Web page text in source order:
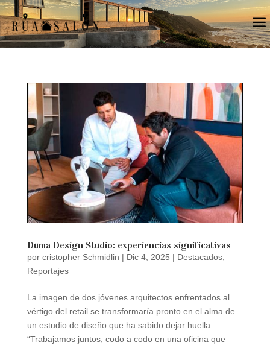
a
Duma Design Studio: experiencias significativas
por cristopher Schmidlin | Dic 4, 2025 | Destacados,
Reportajes
La imagen de dos jóvenes arquitectos enfrentados al
vértigo del retail se transformaría pronto en el alma de
un estudio de diseño que ha sabido dejar huella.
“Trabajamos juntos, codo a codo en una oficina que